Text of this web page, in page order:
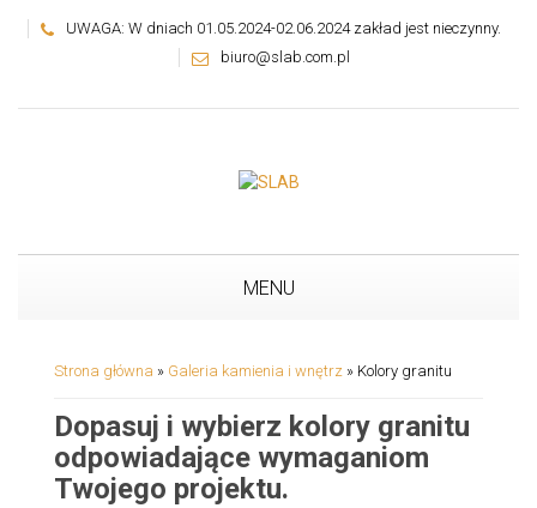
UWAGA: W dniach 01.05.2024-02.06.2024 zakład jest nieczynny.
biuro@slab.com.pl
MENU
Strona główna » Galeria kamienia i wnętrz » Kolory granitu
Dopasuj i wybierz kolory granitu
odpowiadające wymaganiom
Twojego projektu.